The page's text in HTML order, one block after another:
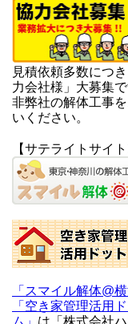
見積依頼多数につ
力会社様」大募集
非弊社の解体工事
いください。
【サテライトサイト
「スマイル解体@
「空き家管理活用
ム」 は「株式会社